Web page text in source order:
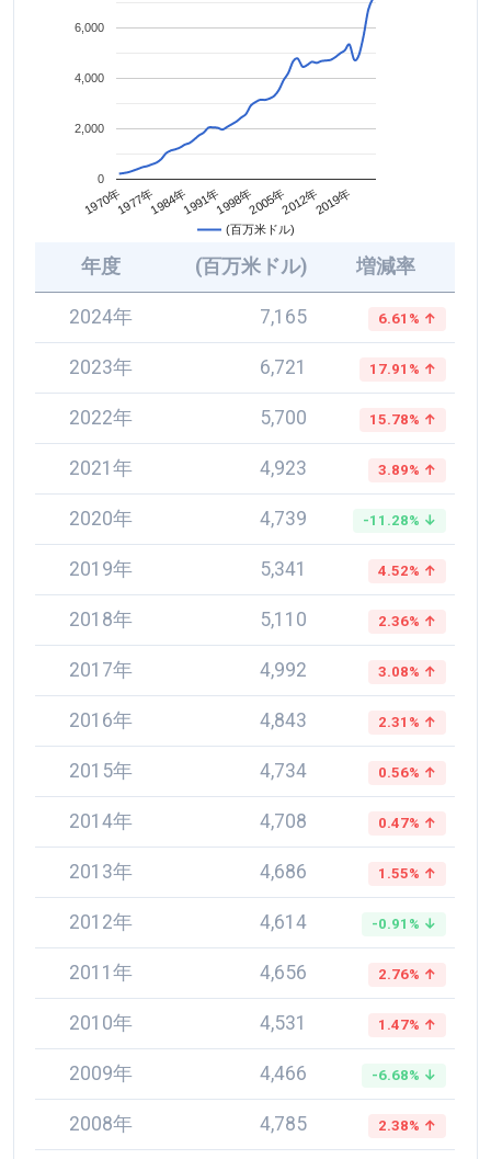
(百万米ドル)
1970年1977年1984年1991年1998年2005年2012年2019年
0
2,000
4,000
6,000
年度 (百万米ドル) 増減率
2024年 7,165 6.61% ↑
2023年 6,721 17.91% ↑
2022年 5,700 15.78% ↑
2021年 4,923 3.89% ↑
2020年 4,739 -11.28% ↓
2019年 5,341 4.52% ↑
2018年 5,110 2.36% ↑
2017年 4,992 3.08% ↑
2016年 4,843 2.31% ↑
2015年 4,734 0.56% ↑
2014年 4,708 0.47% ↑
2013年 4,686 1.55% ↑
2012年 4,614 -0.91% ↓
2011年 4,656 2.76% ↑
2010年 4,531 1.47% ↑
2009年 4,466 -6.68% ↓
2008年 4,785 2.38% ↑